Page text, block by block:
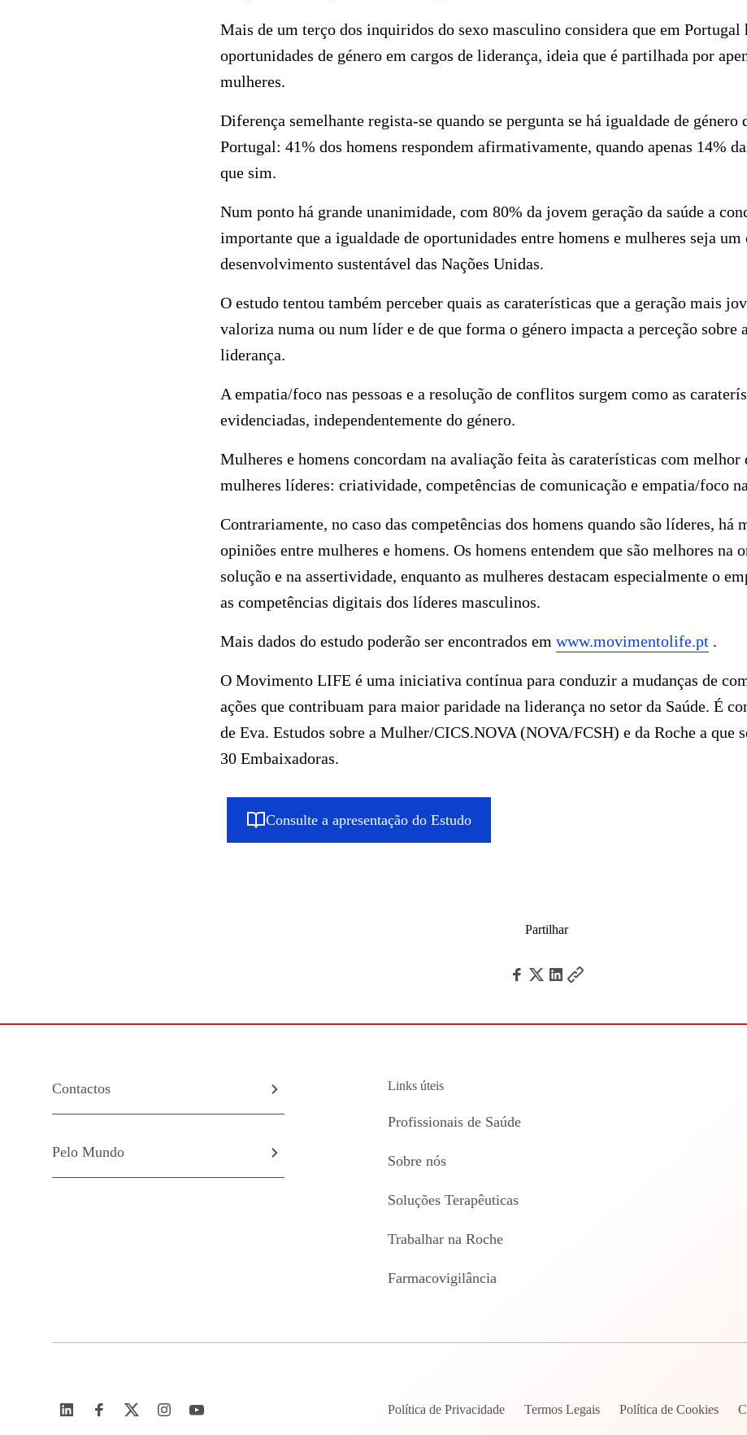
Mais de um terço dos inquiridos do sexo masculino considera que em Portugal
oportunidades de género em cargos de liderança, ideia que é partilhada por
mulheres.
Diferença semelhante regista-se quando se pergunta se há igualdade de género
Portugal: 41% dos homens respondem afirmativamente, quando apenas 14%
que sim.
Num ponto há grande unanimidade, com 80% da jovem geração da saúde a
importante que a igualdade de oportunidades entre homens e mulheres seja
desenvolvimento sustentável das Nações Unidas.
O estudo tentou também perceber quais as caraterísticas que a geração mais
valoriza numa ou num líder e de que forma o género impacta a perceção sobre
liderança.
A empatia/foco nas pessoas e a resolução de conflitos surgem como as
evidenciadas, independentemente do género.
Mulheres e homens concordam na avaliação feita às caraterísticas com melhor
mulheres líderes: criatividade, competências de comunicação e empatia/foco
Contrariamente, no caso das competências dos homens quando são líderes, há
opiniões entre mulheres e homens. Os homens entendem que são melhores na
solução e na assertividade, enquanto as mulheres destacam especialmente o
as competências digitais dos líderes masculinos.
Mais dados do estudo poderão ser encontrados em www.movimentolife.pt .
O Movimento LIFE é uma iniciativa contínua para conduzir a mudanças de
ações que contribuam para maior paridade na liderança no setor da Saúde. É
de Eva. Estudos sobre a Mulher/CICS.NOVA (NOVA/FCSH) e da Roche a que
30 Embaixadoras.
Consulte a apresentação do Estudo
Partilhar
Contactos
Pelo Mundo
Links úteis
Profissionais de Saúde
Sobre nós
Soluções Terapêuticas
Trabalhar na Roche
Farmacovigilância
Política de Privacidade Termos Legais Política de Cookies